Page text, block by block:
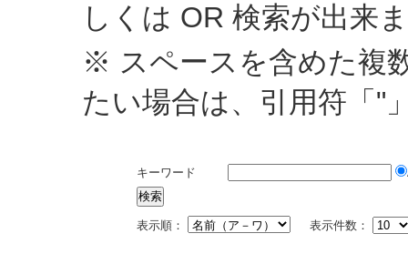
しくは OR 検索が出来
※ スペースを含めた複
たい場合は、引用符「"
キーワード
表示順： 表示件数：